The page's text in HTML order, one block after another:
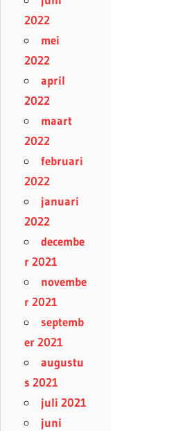
2022
mei
2022
april
2022
maart
2022
februari
2022
januari
2022
decembe
r 2021
novembe
r 2021
septemb
er 2021
augustu
s 2021
juli 2021
juni